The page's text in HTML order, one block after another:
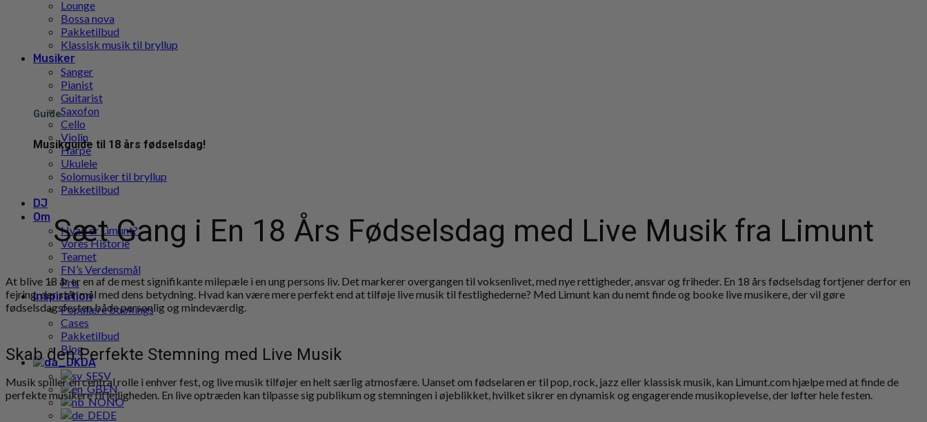
Lounge
Bossa nova
Pakketilbud
Klassisk musik til bryllup
Musiker
Sanger
Pianist
Guitarist
Saxofon
Cello
Violin
Harpe
Ukulele
Solomusiker til bryllup
Pakketilbud
DJ
Om
Hvad er Limunt?
Vores Historie
Teamet
FN’s Verdensmål
Pris
Inspiration
Populære bookings
Cases
Pakketilbud
Blog
DA
SV
EN
NO
DE
Guide
Musikguide til 18 års fødselsdag!
Sæt Gang i En 18 Års Fødselsdag med Live Musik fra Limunt
At blive 18 år er en af de mest signifikante milepæle i en ung persons liv. Det markerer overgangen til voksenlivet, med nye rettigheder, ansvar og friheder. En 18 års fødselsdag fortjener derfor en
fejring, der står mål med dens betydning. Hvad kan være mere perfekt end at tilføje live musik til festlighederne? Med Limunt kan du nemt finde og booke live musikere, der vil gøre
fødselsdagsfesten både personlig og mindeværdig.
Skab den Perfekte Stemning med Live Musik
Musik spiller en central rolle i enhver fest, og live musik tilføjer en helt særlig atmosfære. Uanset om fødselaren er til pop, rock, jazz eller klassisk musik, kan Limunt.com hjælpe med at finde de
perfekte musikere til lejligheden. En live optræden kan tilpasse sig publikum og stemningen i øjeblikket, hvilket sikrer en dynamisk og engagerende musikoplevelse, der løfter hele festen.